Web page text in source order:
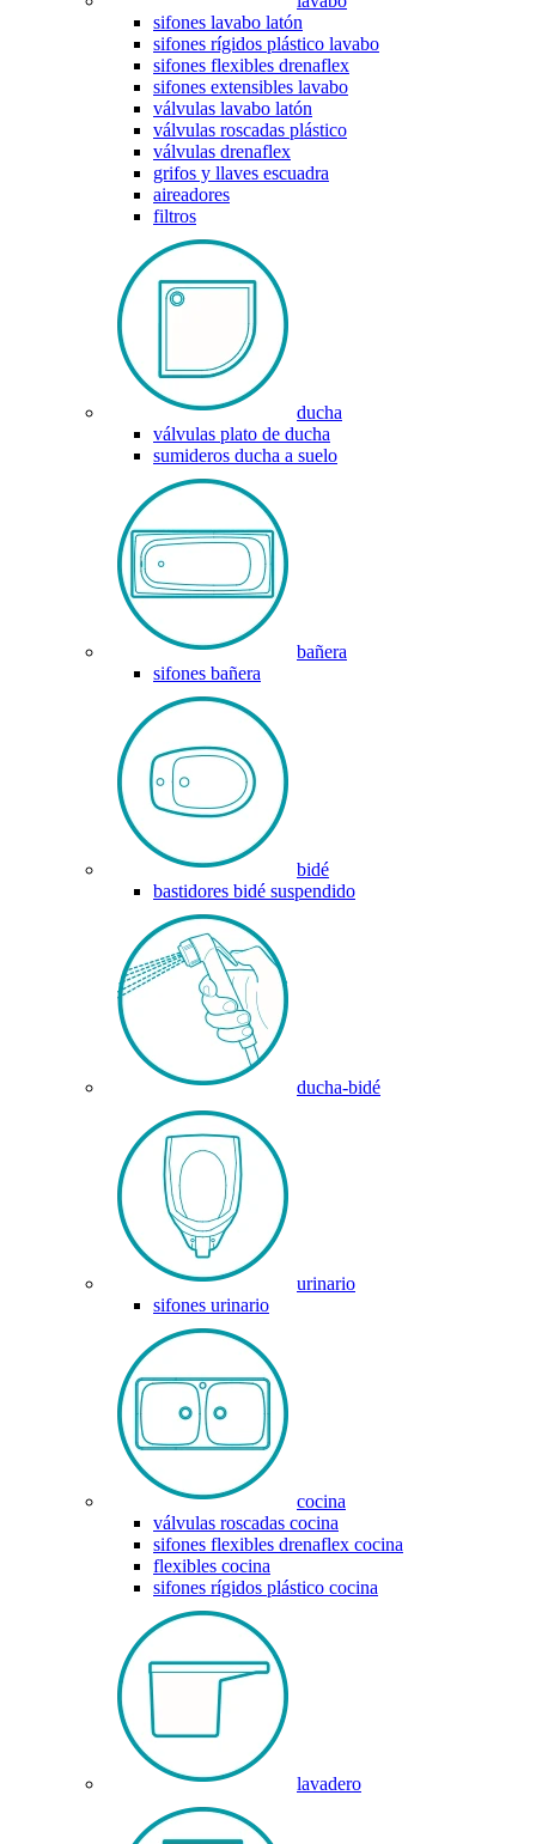
sifones lavabo latón
sifones rígidos plástico lavabo
sifones flexibles drenaflex
sifones extensibles lavabo
válvulas lavabo latón
válvulas roscadas plástico
válvulas drenaflex
grifos y llaves escuadra
aireadores
filtros
ducha
válvulas plato de ducha
sumideros ducha a suelo
bañera
sifones bañera
bidé
bastidores bidé suspendido
ducha-bidé
urinario
sifones urinario
cocina
válvulas roscadas cocina
sifones flexibles drenaflex cocina
flexibles cocina
sifones rígidos plástico cocina
lavadero